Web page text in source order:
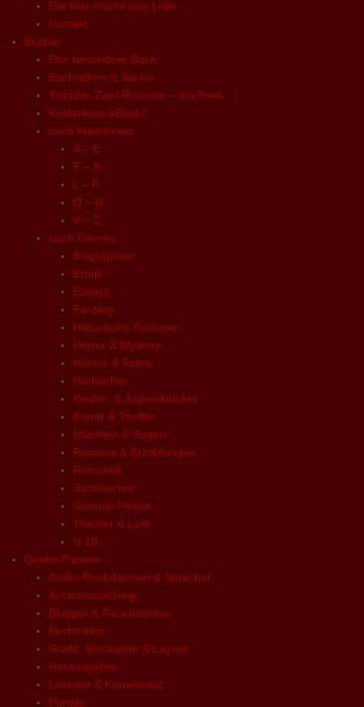
Die Wer macht was Liste
Kontakt
Bücher
Das besondere Buch
Buchreihen & Serien
Twindie: Zwei Romane – ein Preis
Kostenlose eBooks
nach AutorInnen
A – E
F – K
L – P
Q – U
V – Z
nach Genres
Biographien
Erotik
Essays
Fantasy
Historische Romane
Horror & Mystery
Humor & Satire
Hörbücher
Kinder- & Jugendbücher
Krimis & Thriller
Märchen & Sagen
Romane & Erzählungen
Romantik
Sachbücher
Science-Fiction
Theater & Lyrik
U 18
Qindie-Partner
Audio-Produktionen & Sprecher
Autorencoaching
Blogger & Rezensenten
Buchtrailer
Grafik, Illustration & Layout
Herausgeber
Lektorat & Korrektorat
Portale